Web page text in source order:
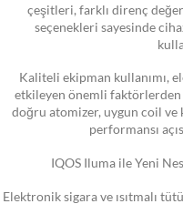
çeşitleri, farklı direnç
seçenekleri sayesinde
Kaliteli ekipman kullanımı,
etkileyen önemli
doğru atomizer, uygun coil
performansı
IQOS Iluma ile Yeni
Elektronik sigara ve ısıtmalı